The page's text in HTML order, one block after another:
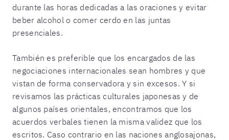
durante las horas dedicadas a las oraciones y evitar
beber alcohol o comer cerdo en las juntas
presenciales.
También es preferible que los encargados de las
negociaciones internacionales sean hombres y que
vistan de forma conservadora y sin excesos. Y si
revisamos las prácticas culturales japonesas y de
algunos países orientales, encontramos que los
acuerdos verbales tienen la misma validez que los
escritos. Caso contrario en las naciones anglosajonas,